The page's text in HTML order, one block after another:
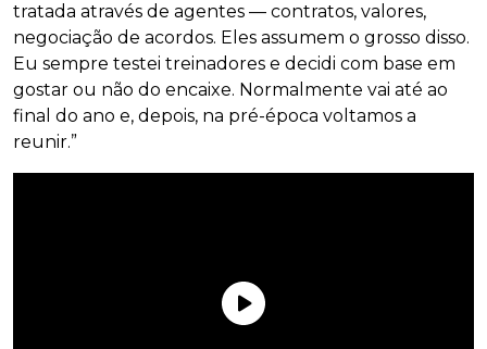
tratada através de agentes — contratos, valores,
negociação de acordos. Eles assumem o grosso disso.
Eu sempre testei treinadores e decidi com base em
gostar ou não do encaixe. Normalmente vai até ao
final do ano e, depois, na pré-época voltamos a
reunir.”